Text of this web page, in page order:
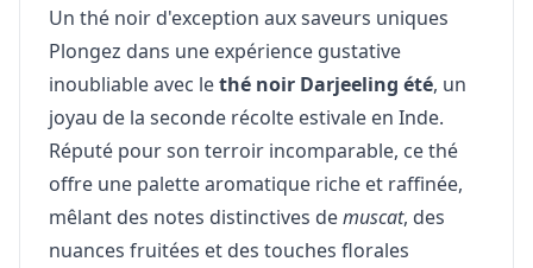
Un thé noir d'exception aux saveurs uniques
Plongez dans une expérience gustative
inoubliable avec lethé noir Darjeeling été, un
joyau de la seconde récolte estivale en Inde.
Réputé pour son terroir incomparable, ce thé
offre une palette aromatique riche et raffinée,
mêlant des notes distinctives demuscat, des
nuances fruitées et des touches florales